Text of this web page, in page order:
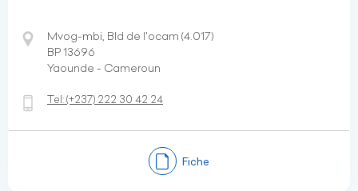
Mvog-mbi, Bld de l'ocam (4.017)
BP 13696
Yaounde - Cameroun
Tel:(+237) 222 30 42 24
Fiche